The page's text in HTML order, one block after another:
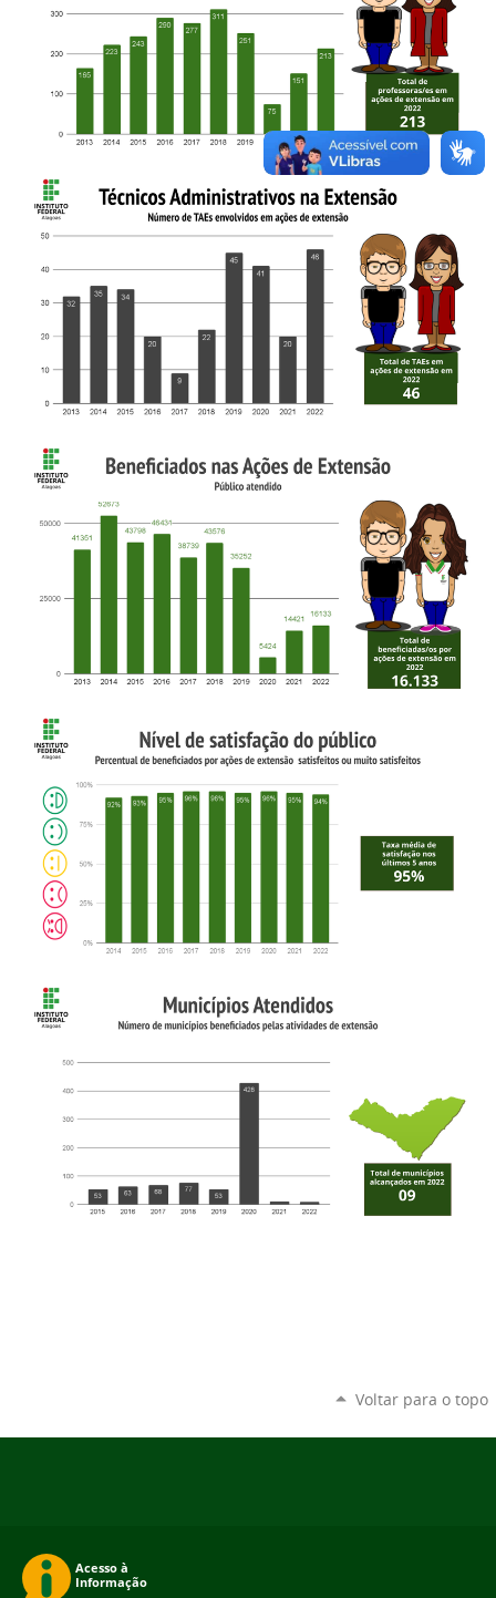
Voltar para o topo